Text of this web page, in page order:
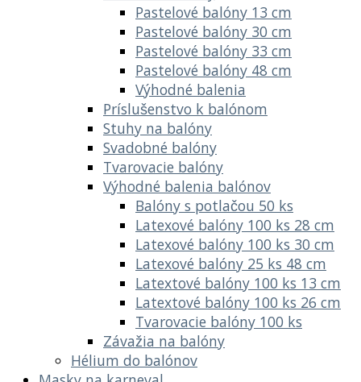
Pastelové balóny 13 cm
Pastelové balóny 30 cm
Pastelové balóny 33 cm
Pastelové balóny 48 cm
Výhodné balenia
Príslušenstvo k balónom
Stuhy na balóny
Svadobné balóny
Tvarovacie balóny
Výhodné balenia balónov
Balóny s potlačou 50 ks
Latexové balóny 100 ks 28 cm
Latexové balóny 100 ks 30 cm
Latexové balóny 25 ks 48 cm
Latextové balóny 100 ks 13 cm
Latextové balóny 100 ks 26 cm
Tvarovacie balóny 100 ks
Závažia na balóny
Hélium do balónov